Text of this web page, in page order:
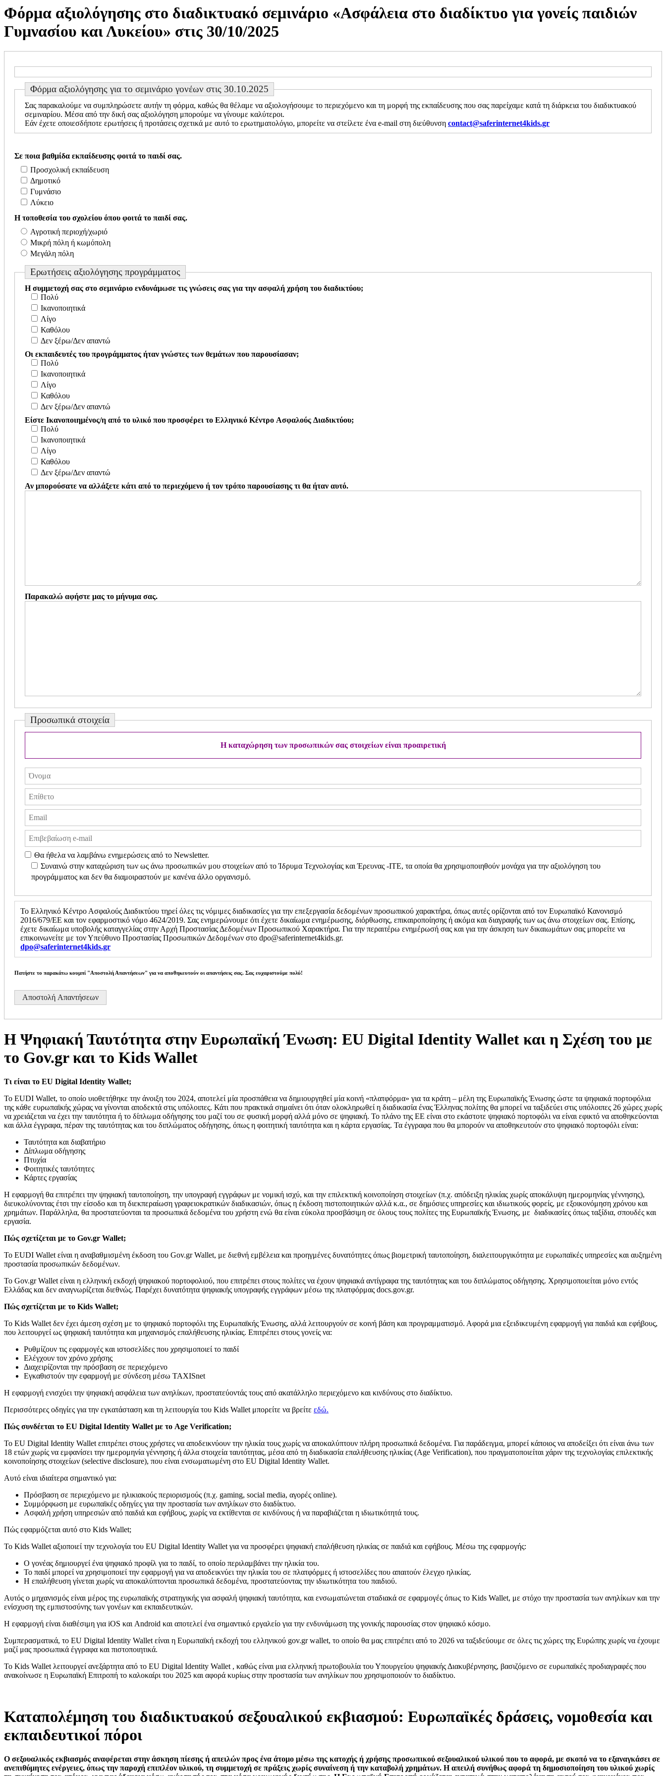
Φόρμα αξιολόγησης στο διαδικτυακό σεμινάριο «Ασφάλεια στο διαδίκτυο για γονείς παιδιών
Γυμνασίου και Λυκείου» στις 30/10/2025
Φόρμα αξιολόγησης για το σεμινάριο γονέων στις 30.10.2025
Σας παρακαλούμε να συμπληρώσετε αυτήν τη φόρμα, καθώς θα θέλαμε να αξιολογήσουμε το περιεχόμενο και τη μορφή της εκπαίδευσης που σας παρείχαμε κατά τη διάρκεια του διαδικτυακού
σεμιναρίου. Μέσα από την δική σας αξιολόγηση μπορούμε να γίνουμε καλύτεροι.
Εάν έχετε οποιεσδήποτε ερωτήσεις ή προτάσεις σχετικά με αυτό το ερωτηματολόγιο, μπορείτε να στείλετε ένα e-mail στη διεύθυνση contact@saferinternet4kids.gr
Σε ποια βαθμίδα εκπαίδευσης φοιτά το παιδί σας.
Προσχολική εκπαίδευση
Δημοτικό
Γυμνάσιο
Λύκειο
Η τοποθεσία του σχολείου όπου φοιτά το παιδί σας.
Αγροτική περιοχή/χωριό
Μικρή πόλη ή κωμόπολη
Μεγάλη πόλη
Ερωτήσεις αξιολόγησης προγράμματος
Η συμμετοχή σας στο σεμινάριο ενδυνάμωσε τις γνώσεις σας για την ασφαλή χρήση του διαδικτύου;
Πολύ
Iκανοποιητικά
Λίγο
Καθόλου
Δεν ξέρω/Δεν απαντώ
Οι εκπαιδευτές του προγράμματος ήταν γνώστες των θεμάτων που παρουσίασαν;
Πολύ
Iκανοποιητικά
Λίγο
Καθόλου
Δεν ξέρω/Δεν απαντώ
Είστε Ικανοποιημένος/η από το υλικό που προσφέρει το Ελληνικό Κέντρο Ασφαλούς Διαδικτύου;
Πολύ
Iκανοποιητικά
Λίγο
Καθόλου
Δεν ξέρω/Δεν απαντώ
Αν μπορούσατε να αλλάξετε κάτι από το περιεχόμενο ή τον τρόπο παρουσίασης τι θα ήταν αυτό.
Παρακαλώ αφήστε μας το μήνυμα σας.
Προσωπικά στοιχεία
H καταχώρηση των προσωπικών σας στοιχείων είναι προαιρετική
Θα ήθελα να λαμβάνω ενημερώσεις από το Newsletter.
Συναινώ στην καταχώριση των ως άνω προσωπικών μου στοιχείων από το Ίδρυμα Τεχνολογίας και Έρευνας -ΙΤΕ, τα οποία θα χρησιμοποιηθούν μονάχα για την αξιολόγηση του
προγράμματος και δεν θα διαμοιραστούν με κανένα άλλο οργανισμό.
Το Ελληνικό Κέντρο Ασφαλούς Διαδικτύου τηρεί όλες τις νόμιμες διαδικασίες για την επεξεργασία δεδομένων προσωπικού χαρακτήρα, όπως αυτές ορίζονται από τον Ευρωπαϊκό Κανονισμό
2016/679/ΕΕ και τον εφαρμοστικό νόμο 4624/2019. Σας ενημερώνουμε ότι έχετε δικαίωμα ενημέρωσης, διόρθωσης, επικαιροποίησης ή ακόμα και διαγραφής των ως άνω στοιχείων σας. Επίσης,
έχετε δικαίωμα υποβολής καταγγελίας στην Αρχή Προστασίας Δεδομένων Προσωπικού Χαρακτήρα. Για την περαιτέρω ενημέρωσή σας και για την άσκηση των δικαιωμάτων σας μπορείτε να
επικοινωνείτε με τον Υπεύθυνο Προστασίας Προσωπικών Δεδομένων στο dpo@saferinternet4kids.gr.
dpo@saferinternet4kids.gr
Πατήστε το παρακάτω κουμπί "Αποστολή Απαντήσεων" για να αποθηκευτούν οι απαντήσεις σας. Σας ευχαριστούμε πολύ!
Η Ψηφιακή Ταυτότητα στην Ευρωπαϊκή Ένωση: EU Digital Identity Wallet και η Σχέση του με
το Gov.gr και το Kids Wallet
Τι είναι το EU Digital Identity Wallet;
Το EUDI Wallet, το οποίο υιοθετήθηκε την άνοιξη του 2024, αποτελεί μία προσπάθεια να δημιουργηθεί μία κοινή «πλατφόρμα» για τα κράτη – μέλη της Ευρωπαϊκής Ένωσης ώστε τα ψηφιακά πορτοφόλια
της κάθε ευρωπαϊκής χώρας να γίνονται αποδεκτά στις υπόλοιπες. Κάτι που πρακτικά σημαίνει ότι όταν ολοκληρωθεί η διαδικασία ένας Έλληνας πολίτης θα μπορεί να ταξιδεύει στις υπόλοιπες 26 χώρες χωρίς
να χρειάζεται να έχει την ταυτότητα ή το δίπλωμα οδήγησης του μαζί του σε φυσική μορφή αλλά μόνο σε ψηφιακή. Το πλάνο της ΕΕ είναι στο εκάστοτε ψηφιακό πορτοφόλι να είναι εφικτό να αποθηκεύονται
και άλλα έγγραφα, πέραν της ταυτότητας και του διπλώματος οδήγησης, όπως η φοιτητική ταυτότητα και η κάρτα εργασίας. Τα έγγραφα που θα μπορούν να αποθηκευτούν στο ψηφιακό πορτοφόλι είναι:
Ταυτότητα και διαβατήριο
Δίπλωμα οδήγησης
Πτυχία
Φοιτητικές ταυτότητες
Κάρτες εργασίας
Η εφαρμογή θα επιτρέπει την ψηφιακή ταυτοποίηση, την υπογραφή εγγράφων με νομική ισχύ, και την επιλεκτική κοινοποίηση στοιχείων (π.χ. απόδειξη ηλικίας χωρίς αποκάλυψη ημερομηνίας γέννησης),
διευκολύνοντας έτσι την είσοδο και τη διεκπεραίωση γραφειοκρατικών διαδικασιών, όπως η έκδοση πιστοποιητικών αλλά κ.α., σε δημόσιες υπηρεσίες και ιδιωτικούς φορείς, με εξοικονόμηση χρόνου και
χρημάτων. Παράλληλα, θα προστατεύονται τα προσωπικά δεδομένα του χρήστη ενώ θα είναι εύκολα προσβάσιμη σε όλους τους πολίτες της Ευρωπαϊκής Ένωσης, με διαδικασίες όπως ταξίδια, σπουδές και
εργασία.
Πώς σχετίζεται με το Gov.gr Wallet;
Το EUDI Wallet είναι η αναβαθμισμένη έκδοση του Gov.gr Wallet, με διεθνή εμβέλεια και προηγμένες δυνατότητες όπως βιομετρική ταυτοποίηση, διαλειτουργικότητα με ευρωπαϊκές υπηρεσίες και αυξημένη
προστασία προσωπικών δεδομένων.
Το Gov.gr Wallet είναι η ελληνική εκδοχή ψηφιακού πορτοφολιού, που επιτρέπει στους πολίτες να έχουν ψηφιακά αντίγραφα της ταυτότητας και του διπλώματος οδήγησης. Χρησιμοποιείται μόνο εντός
Ελλάδας και δεν αναγνωρίζεται διεθνώς. Παρέχει δυνατότητα ψηφιακής υπογραφής εγγράφων μέσω της πλατφόρμας docs.gov.gr.
Πώς σχετίζεται με το Kids Wallet;
Το Kids Wallet δεν έχει άμεση σχέση με το ψηφιακό πορτοφόλι της Ευρωπαϊκής Ένωσης, αλλά λειτουργούν σε κοινή βάση και προγραμματισμό. Αφορά μια εξειδικευμένη εφαρμογή για παιδιά και εφήβους,
που λειτουργεί ως ψηφιακή ταυτότητα και μηχανισμός επαλήθευσης ηλικίας. Επιτρέπει στους γονείς να:
Ρυθμίζουν τις εφαρμογές και ιστοσελίδες που χρησιμοποιεί το παιδί
Ελέγχουν τον χρόνο χρήσης
Διαχειρίζονται την πρόσβαση σε περιεχόμενο
Εγκαθιστούν την εφαρμογή με σύνδεση μέσω TAXISnet
Η εφαρμογή ενισχύει την ψηφιακή ασφάλεια των ανηλίκων, προστατεύοντάς τους από ακατάλληλο περιεχόμενο και κινδύνους στο διαδίκτυο.
Περισσότερες οδηγίες για την εγκατάσταση και τη λειτουργία του Kids Wallet μπορείτε να βρείτε εδώ.
Πώς συνδέεται το EU Digital Identity Wallet με το Age Verification;
Το EU Digital Identity Wallet επιτρέπει στους χρήστες να αποδεικνύουν την ηλικία τους χωρίς να αποκαλύπτουν πλήρη προσωπικά δεδομένα. Για παράδειγμα, μπορεί κάποιος να αποδείξει ότι είναι άνω των
18 ετών χωρίς να εμφανίσει την ημερομηνία γέννησης ή άλλα στοιχεία ταυτότητας, μέσα από τη διαδικασία επαλήθευσης ηλικίας (Age Verification), που πραγματοποιείται χάριν της τεχνολογίας επιλεκτικής
κοινοποίησης στοιχείων (selective disclosure), που είναι ενσωματωμένη στο EU Digital Identity Wallet.
Αυτό είναι ιδιαίτερα σημαντικό για:
Πρόσβαση σε περιεχόμενο με ηλικιακούς περιορισμούς (π.χ. gaming, social media, αγορές online).
Συμμόρφωση με ευρωπαϊκές οδηγίες για την προστασία των ανηλίκων στο διαδίκτυο.
Ασφαλή χρήση υπηρεσιών από παιδιά και εφήβους, χωρίς να εκτίθενται σε κινδύνους ή να παραβιάζεται η ιδιωτικότητά τους.
Πώς εφαρμόζεται αυτό στο Kids Wallet;
Το Kids Wallet αξιοποιεί την τεχνολογία του EU Digital Identity Wallet για να προσφέρει ψηφιακή επαλήθευση ηλικίας σε παιδιά και εφήβους. Μέσω της εφαρμογής:
Ο γονέας δημιουργεί ένα ψηφιακό προφίλ για το παιδί, το οποίο περιλαμβάνει την ηλικία του.
Το παιδί μπορεί να χρησιμοποιεί την εφαρμογή για να αποδεικνύει την ηλικία του σε πλατφόρμες ή ιστοσελίδες που απαιτούν έλεγχο ηλικίας.
Η επαλήθευση γίνεται χωρίς να αποκαλύπτονται προσωπικά δεδομένα, προστατεύοντας την ιδιωτικότητα του παιδιού.
Αυτός ο μηχανισμός είναι μέρος της ευρωπαϊκής στρατηγικής για ασφαλή ψηφιακή ταυτότητα, και ενσωματώνεται σταδιακά σε εφαρμογές όπως το Kids Wallet, με στόχο την προστασία των ανηλίκων και την
ενίσχυση της εμπιστοσύνης των γονέων και εκπαιδευτικών.
Η εφαρμογή είναι διαθέσιμη για iOS και Android και αποτελεί ένα σημαντικό εργαλείο για την ενδυνάμωση της γονικής παρουσίας στον ψηφιακό κόσμο.
Συμπερασματικά, το EU Digital Identity Wallet είναι η Ευρωπαϊκή εκδοχή του ελληνικού gov.gr wallet, το οποίο θα μας επιτρέπει από το 2026 να ταξιδεύουμε σε όλες τις χώρες της Ευρώπης χωρίς να έχουμε
μαζί μας προσωπικά έγγραφα και πιστοποιητικά.
Το Kids Wallet λειτουργεί ανεξάρτητα από το EU Digital Identity Wallet , καθώς είναι μια ελληνική πρωτοβουλία του Υπουργείου ψηφιακής Διακυβέρνησης, βασιζόμενο σε ευρωπαϊκές προδιαγραφές που
ανακοίνωσε η Ευρωπαϊκή Επιτροπή το καλοκαίρι του 2025 και αφορά κυρίως στην προστασία των ανηλίκων που χρησιμοποιούν το διαδίκτυο.
Καταπολέμηση του διαδικτυακού σεξουαλικού εκβιασμού: Ευρωπαϊκές δράσεις, νομοθεσία και
εκπαιδευτικοί πόροι
Ο σεξουαλικός εκβιασμός αναφέρεται στην άσκηση πίεσης ή απειλών προς ένα άτομο μέσω της κατοχής ή χρήσης προσωπικού σεξουαλικού υλικού που το αφορά, με σκοπό να το εξαναγκάσει σε
ανεπιθύμητες ενέργειες, όπως την παροχή επιπλέον υλικού, τη συμμετοχή σε πράξεις χωρίς συναίνεση ή την καταβολή χρημάτων. Η απειλή συνήθως αφορά τη δημοσιοποίηση του υλικού χωρίς